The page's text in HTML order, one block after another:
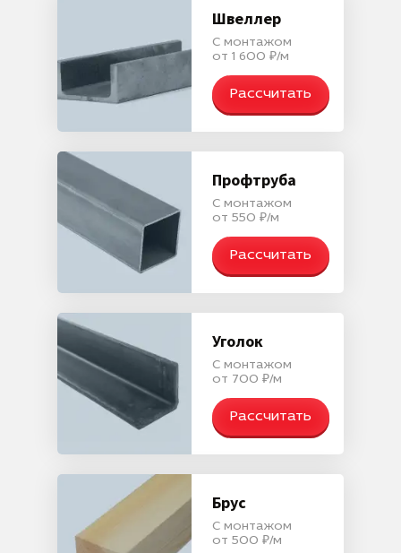
Швеллер
С монтажом
от 1 600 ₽/м
Рассчитать
Профтруба
С монтажом
от 550 ₽/м
Рассчитать
Уголок
С монтажом
от 700 ₽/м
Рассчитать
Брус
С монтажом
от 500 ₽/м